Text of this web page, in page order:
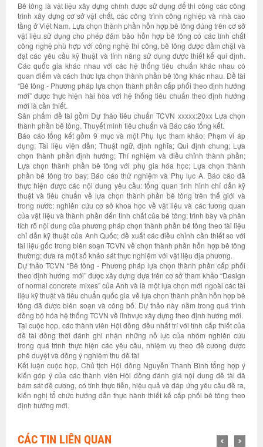
Bê tông là vật liệu xây dựng chính được sử dụng để thi công các công
trình xây dựng cơ sở vật chất, các công trình công nghiệp và nhà cao
tầng ở Việt Nam. Lựa chọn thành phần hỗn hợp bê tông đúng trên cơ sở
vật liệu sử dụng cho phép đảm bảo hỗn hợp bê tông có các tính chất
công nghệ phù hợp với công nghệ thi công, bê tông được đầm chặt và
đạt các yêu cầu kỹ thuật và tính năng sử dụng được thiết kế qui định.
Các quốc gia khác nhau với các hệ thống tiêu chuẩn khác nhau có
quan điểm và cách thức lựa chọn thành phần bê tông khác nhau. Đề tài
“Bê tông - Phương pháp lựa chọn thành phần cấp phối theo định hướng
mới” được thực hiện hài hòa với hệ thống tiêu chuẩn theo định hướng
mới là cần thiết.
Sản phẩm đề tài gồm Dự thảo tiêu chuẩn TCVN xxxxx:20xx Lựa chọn
thành phần bê tông, Thuyết minh tiêu chuẩn và Báo cáo tổng kết.
Báo cáo tổng kết gồm 9 mục và một Phụ lục tham khảo: Phạm vi áp
dụng; Tài liệu viện dẫn; Thuật ngữ, định nghĩa; Qui định chung; Lựa
chọn thành phần định hướng; Thí nghiệm và điều chỉnh thành phần;
Lựa chọn thành phần bê tông với phụ gia hóa học; Lựa chọn thành
phần bê tông tro bay; Báo cáo thử nghiệm và Phụ lục A. Báo cáo đã
thực hiện được các nội dung yêu cầu: tổng quan tình hình chỉ dẫn kỹ
thuật và tiêu chuẩn về lựa chọn thành phần bê tông trên thế giới và
trong nước; nghiên cứu cơ sở khoa học về vật liệu và các tương quan
của vật liệu và thành phần đến tính chất của bê tông; trình bày và phân
tích rõ nội dung của phương pháp chọn thành phần bê tông theo tài liệu
chỉ dẫn kỹ thuật của Anh Quốc; đề xuất các điều chỉnh cần thiết so với
tài liệu gốc trong biên soạn TCVN về chọn thành phần hỗn hợp bê tông
thường; đưa ra một số khảo sát thực nghiệm với vật liệu địa phương.
Dự thảo TCVN “Bê tông - Phương pháp lựa chọn thành phần cấp phối
theo định hướng mới” được xây dựng dựa trên cơ sở tham khảo “Design
of normal concrete mixes” của Anh và là một lựa chọn mới ngoài các tài
liệu kỹ thuật và tiêu chuẩn quốc gia về lựa chọn thành phần hỗn hợp bê
tông đã được biên soạn và công bố. Dự thảo này nằm trong quá trình
đồng bộ hóa hệ thống TCVN về lĩnhvực xây dựng theo định hướng mới.
Tại cuộc họp, các thành viên Hội đồng đều nhất trí với tính cấp thiết của
đề tài đồng thời đánh ghi nhận những nỗ lực của nhóm nghiên cứu
trong quá trình thực hiện các yêu cầu, nhiệm vụ theo đề cương được
phê duyệt và đồng ý nghiệm thu đề tài
Kết luận cuộc họp, Chủ tịch Hội đồng Nguyễn Thanh Bình tổng hợp ý
kiến góp ý của các thành viên Hội đồng đánh giá nội dung đề tài đã
bám sát đề cương, có tính thực tiễn, hiệu quả và đáp ứng yêu cầu đề ra,
kiến nghị tổ chức hướng dẫn thực hành thiết kế cấp phối bê tông theo
định hướng mới.
CÁC TIN LIÊN QUAN